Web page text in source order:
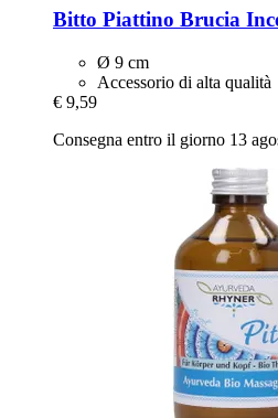
Bitto Piattino Brucia
Ø 9 cm
Accessorio di alta qualità
€ 9,59
Consegna entro il giorno 13